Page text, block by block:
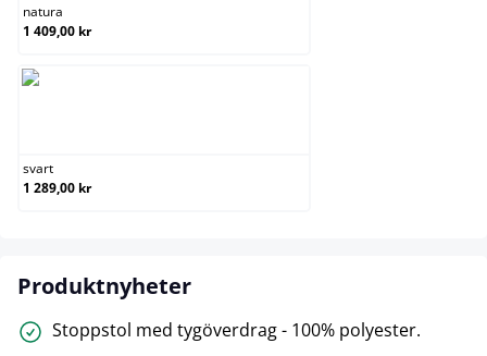
natura
1 409,00 kr
svart
1 289,00 kr
Produktnyheter
Stoppstol med tygöverdrag - 100% polyester.